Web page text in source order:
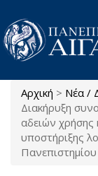
Παράκαμψη προς
Είστε
Αρχική > Νέα /
Διακήρυξη
αδειών
υποστήριξης
Πανεπιστημίου